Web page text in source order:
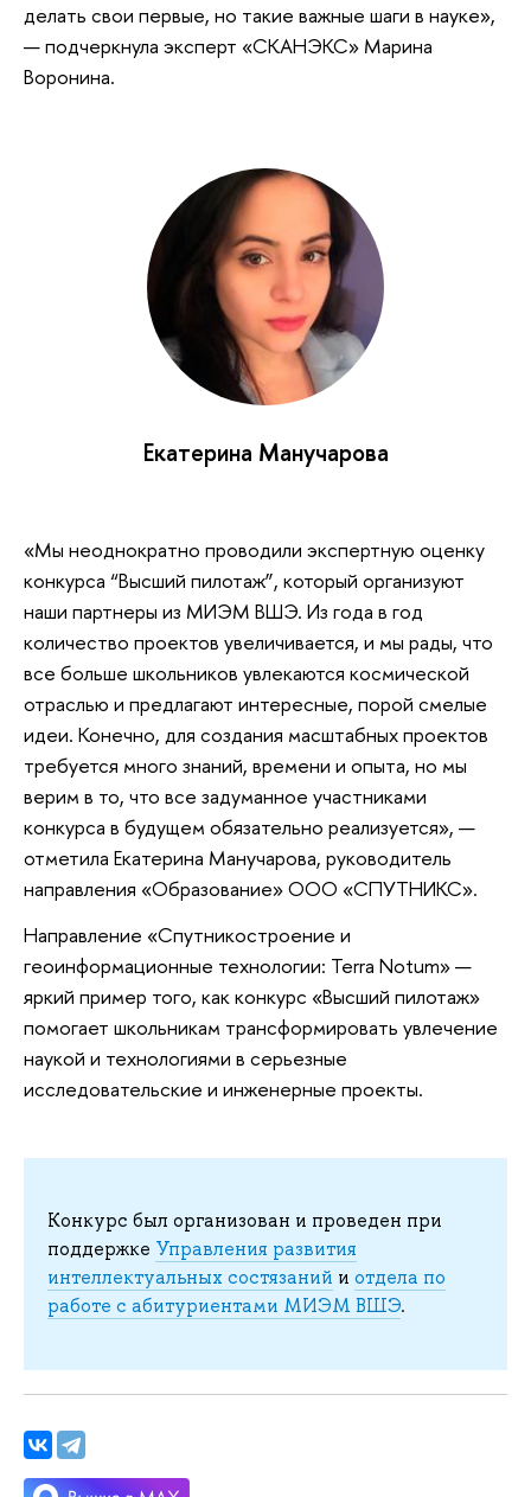
делать свои первые, но такие важные шаги в науке»,
— подчеркнула эксперт «СКАНЭКС» Марина
Воронина.
Екатерина Манучарова
«Мы неоднократно проводили экспертную оценку
конкурса “Высший пилотаж”, который организуют
наши партнеры из МИЭМ ВШЭ. Из года в год
количество проектов увеличивается, и мы рады, что
все больше школьников увлекаются космической
отраслью и предлагают интересные, порой смелые
идеи. Конечно, для создания масштабных проектов
требуется много знаний, времени и опыта, но мы
верим в то, что все задуманное участниками
конкурса в будущем обязательно реализуется», —
отметила Екатерина Манучарова, руководитель
направления «Образование» ООО «СПУТНИКС».
Направление «Спутникостроение и
геоинформационные технологии: Terra Notum» —
яркий пример того, как конкурс «Высший пилотаж»
помогает школьникам трансформировать увлечение
наукой и технологиями в серьезные
исследовательские и инженерные проекты.
Конкурс был организован и проведен при
поддержке Управления развития
интеллектуальных состязаний и отдела по
работе с абитуриентами МИЭМ ВШЭ.